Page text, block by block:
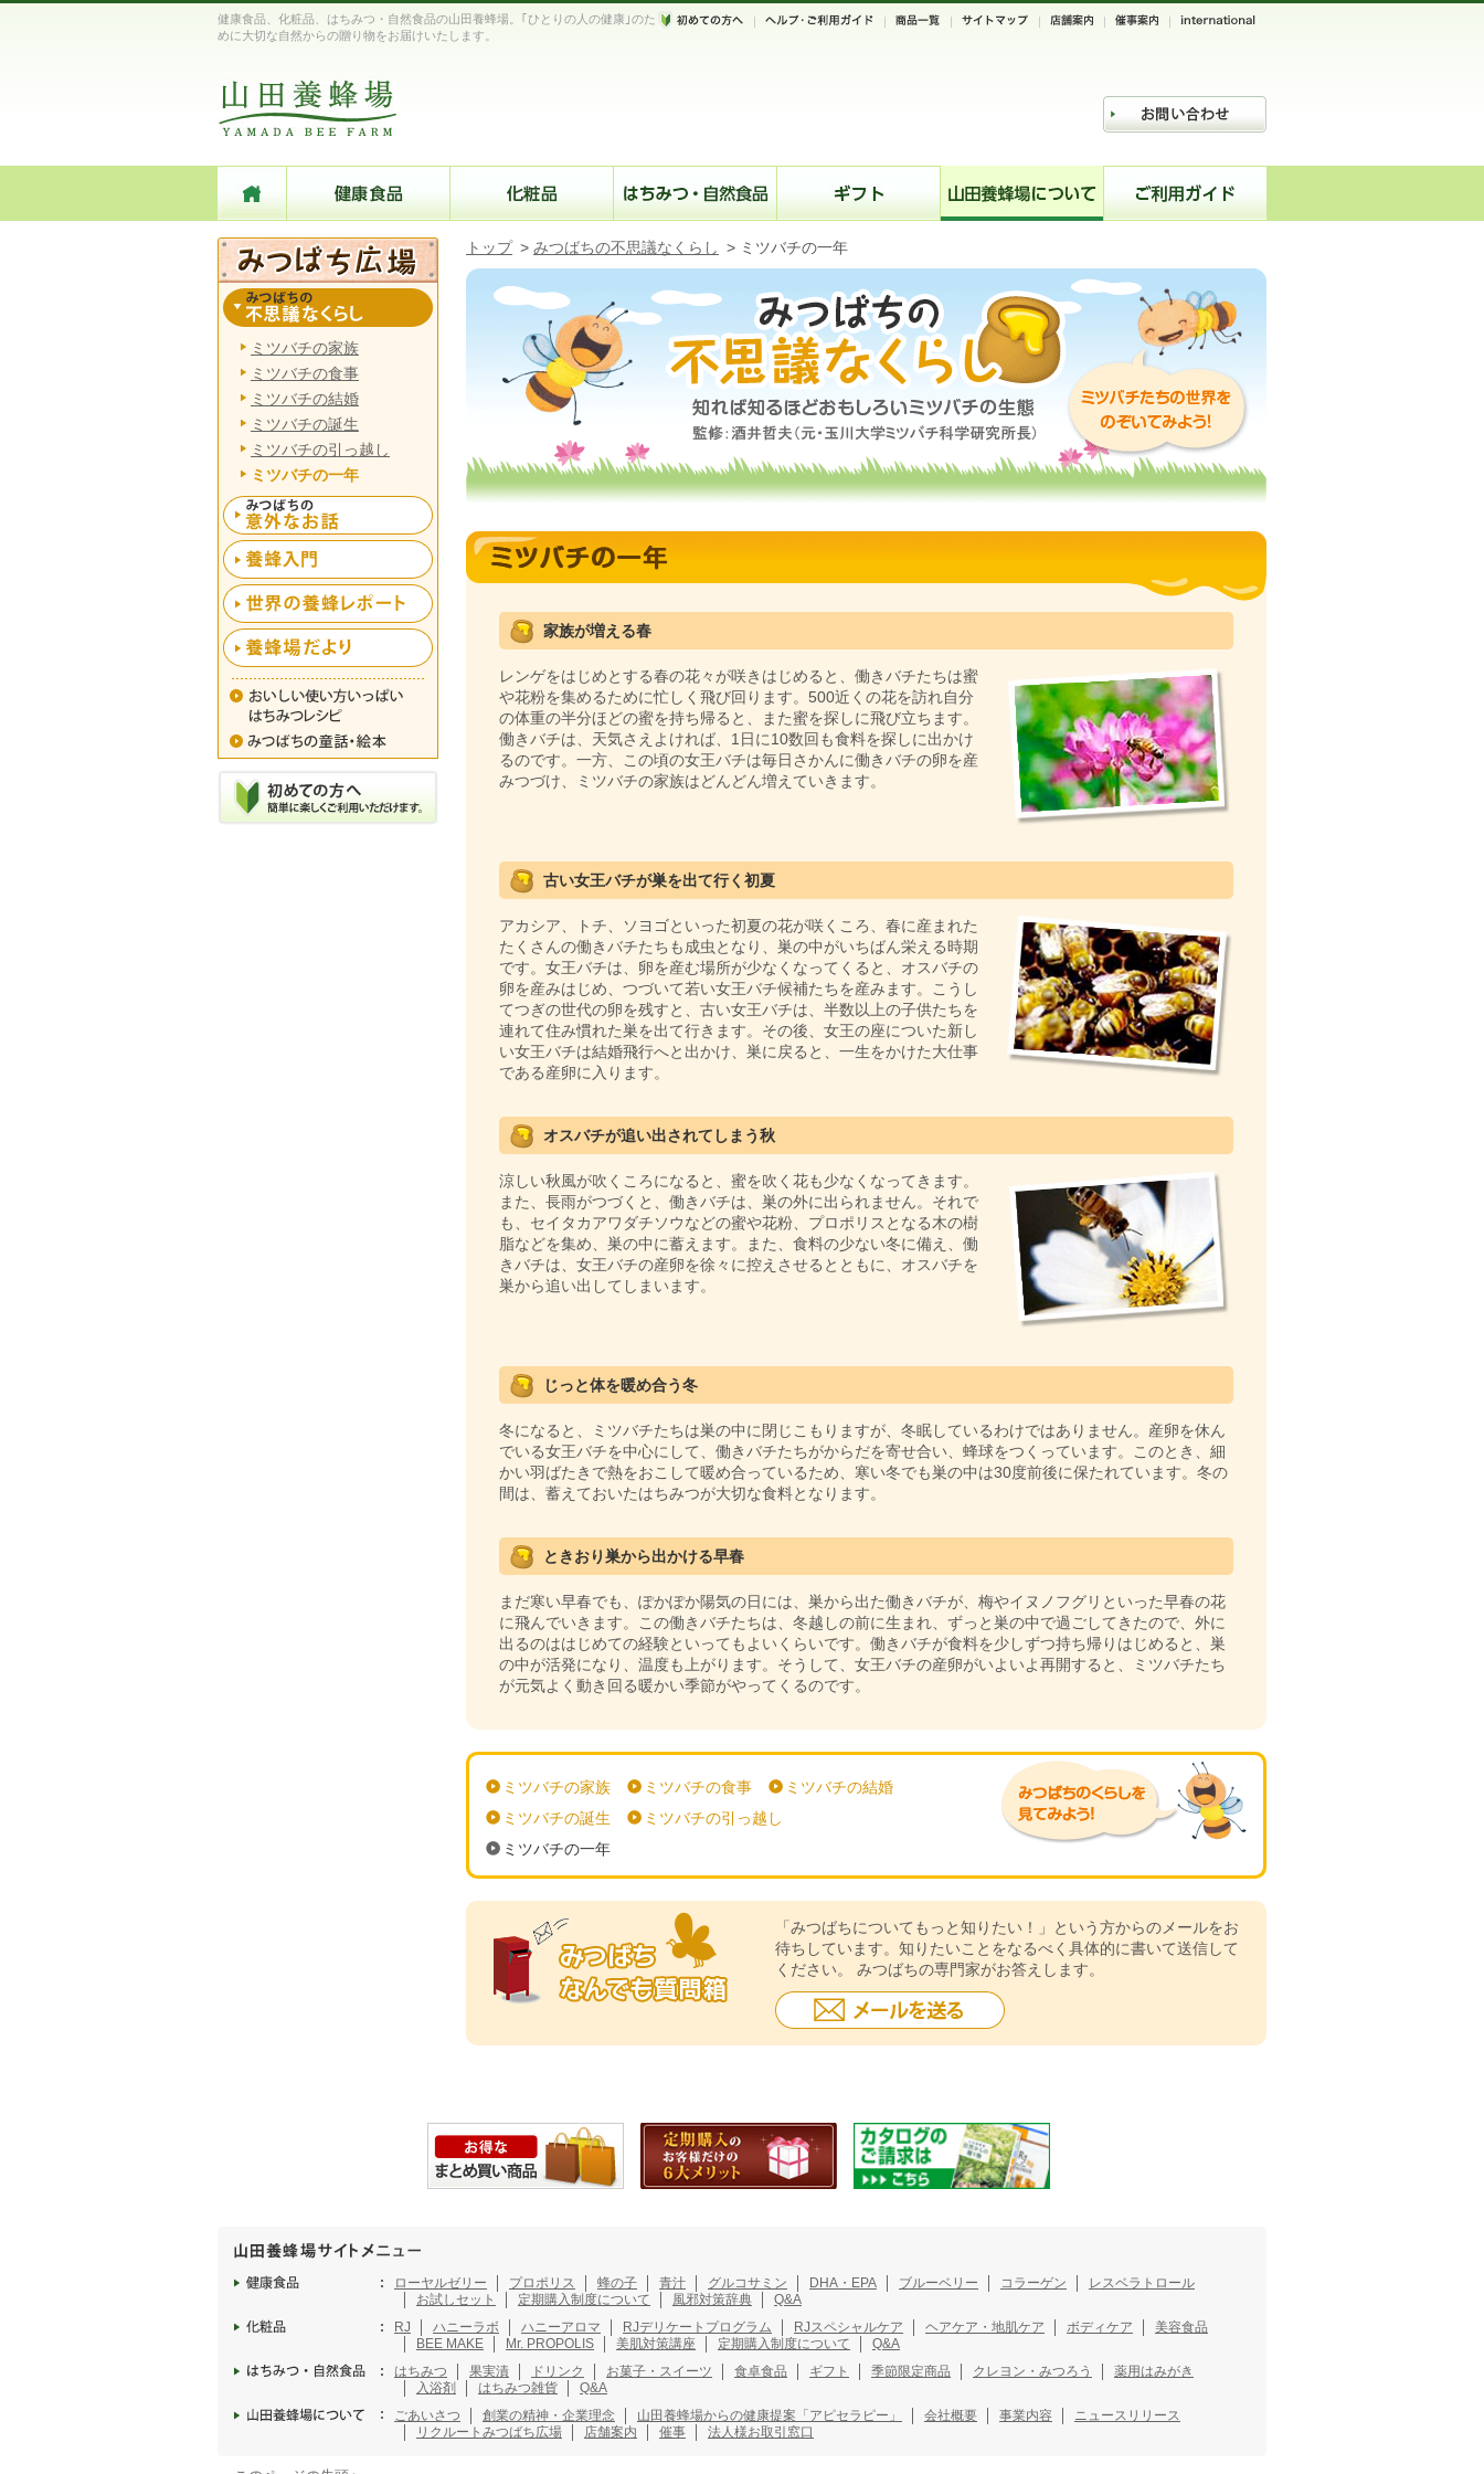
健康食品、化粧品、はちみつ・自然食品の山田養蜂場。｢ひとりの人の健康｣のた
めに大切な自然からの贈り物をお届けいたします。
トップ > みつばちの不思議なくらし > ミツバチの一年
家族が増える春
レンゲをはじめとする春の花々が咲きはじめると、働きバチたちは蜜
や花粉を集めるために忙しく飛び回ります。500近くの花を訪れ自分
の体重の半分ほどの蜜を持ち帰ると、また蜜を探しに飛び立ちます。
働きバチは、天気さえよければ、1日に10数回も食料を探しに出かけ
るのです。一方、この頃の女王バチは毎日さかんに働きバチの卵を産
みつづけ、ミツバチの家族はどんどん増えていきます。
古い女王バチが巣を出て行く初夏
アカシア、トチ、ソヨゴといった初夏の花が咲くころ、春に産まれた
たくさんの働きバチたちも成虫となり、巣の中がいちばん栄える時期
です。女王バチは、卵を産む場所が少なくなってくると、オスバチの
卵を産みはじめ、つづいて若い女王バチ候補たちを産みます。こうし
てつぎの世代の卵を残すと、古い女王バチは、半数以上の子供たちを
連れて住み慣れた巣を出て行きます。その後、女王の座についた新し
い女王バチは結婚飛行へと出かけ、巣に戻ると、一生をかけた大仕事
である産卵に入ります。
オスバチが追い出されてしまう秋
涼しい秋風が吹くころになると、蜜を吹く花も少なくなってきます。
また、長雨がつづくと、働きバチは、巣の外に出られません。それで
も、セイタカアワダチソウなどの蜜や花粉、プロポリスとなる木の樹
脂などを集め、巣の中に蓄えます。また、食料の少ない冬に備え、働
きバチは、女王バチの産卵を徐々に控えさせるとともに、オスバチを
巣から追い出してしまいます。
じっと体を暖め合う冬
冬になると、ミツバチたちは巣の中に閉じこもりますが、冬眠しているわけではありません。産卵を休ん
でいる女王バチを中心にして、働きバチたちがからだを寄せ合い、蜂球をつくっています。このとき、細
かい羽ばたきで熱をおこして暖め合っているため、寒い冬でも巣の中は30度前後に保たれています。冬の
間は、蓄えておいたはちみつが大切な食料となります。
ときおり巣から出かける早春
まだ寒い早春でも、ぽかぽか陽気の日には、巣から出た働きバチが、梅やイヌノフグリといった早春の花
に飛んでいきます。この働きバチたちは、冬越しの前に生まれ、ずっと巣の中で過ごしてきたので、外に
出るのははじめての経験といってもよいくらいです。働きバチが食料を少しずつ持ち帰りはじめると、巣
の中が活発になり、温度も上がります。そうして、女王バチの産卵がいよいよ再開すると、ミツバチたち
が元気よく動き回る暖かい季節がやってくるのです。
ミツバチの家族 ミツバチの食事
ミツバチの結婚
ミツバチの誕生
ミツバチの引っ越し
ミツバチの一年
「みつばちについてもっと知りたい！」という方からのメールをお
待ちしています。知りたいことをなるべく具体的に書いて送信して
ください。 みつばちの専門家がお答えします。
ミツバチの家族
ミツバチの食事
ミツバチの結婚
ミツバチの誕生
ミツバチの引っ越し
ミツバチの一年
ローヤルゼリー プロポリス 蜂の子 青汁 グルコサミン DHA・EPA ブルーベリー コラーゲン
レスベラトロール
お試しセット
定期購入制度について 風邪対策辞典
Q&A
RJ
ハニーラボ ハニーアロマ RJデリケートプログラム RJスペシャルケア ヘアケア・地肌ケア ボディケア
美容食品
BEE MAKE
Mr. PROPOLIS 美肌対策講座 定期購入制度について
Q&A
はちみつ
果実漬 ドリンク お菓子・スイーツ 食卓食品 ギフト 季節限定商品 クレヨン・みつろう
薬用はみがき
入浴剤
はちみつ雑貨
Q&A
ごあいさつ
創業の精神・企業理念 山田養蜂場からの健康提案「アピセラピー」 会社概要 事業内容
ニュースリリース
リクルート みつばち広場 店舗案内 催事 法人様お取引窓口